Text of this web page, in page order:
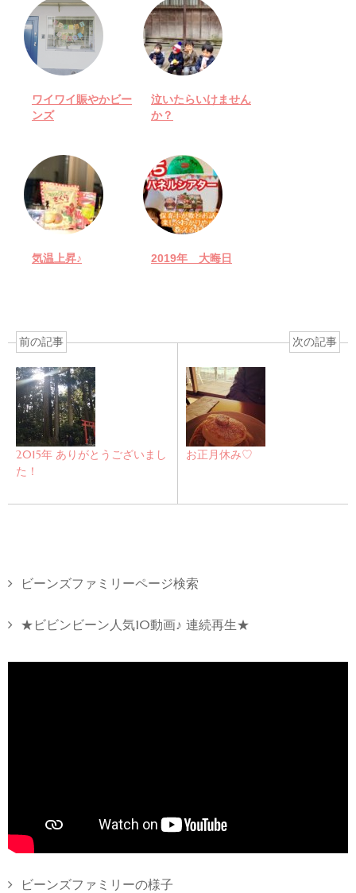
ワイワイ賑やかビー
ンズ
泣いたらいけません
か？
気温上昇♪ 2019年 大晦日
前の記事
2015年 ありがとうございまし
た！
次の記事
お正月休み♡
ビーンズファミリーページ検索
★ビビンビーン人気10動画♪ 連続再生★
ビーンズファミリーの様子